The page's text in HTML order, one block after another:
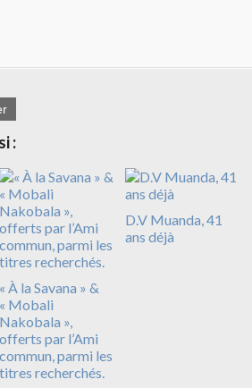
:
« À la Savana » &
« Mobali
Nakobala »,
offerts par l’Ami
commun, parmi les
titres recherchés.
D.V Muanda, 41
ans déjà